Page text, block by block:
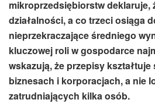
mikroprzedsiębiorstw deklaruje,
działalności, a co trzeci osiąga
nieprzekraczające średniego
kluczowej roli w gospodarce
wskazują, że przepisy
biznesach i korporacjach, a nie
zatrudniających kilka osób.